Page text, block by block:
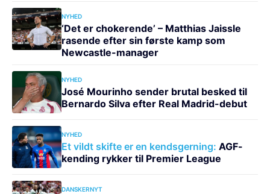
NYHED
‘Det er chokerende’ – Matthias Jaissle
rasende efter sin første kamp som
Newcastle-manager
NYHED
José Mourinho sender brutal besked til
Bernardo Silva efter Real Madrid-debut
NYHED
Et vildt skifte er en kendsgerning: AGF-
kending rykker til Premier League
DANSKERNYT